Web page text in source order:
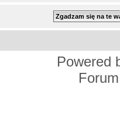
Powered